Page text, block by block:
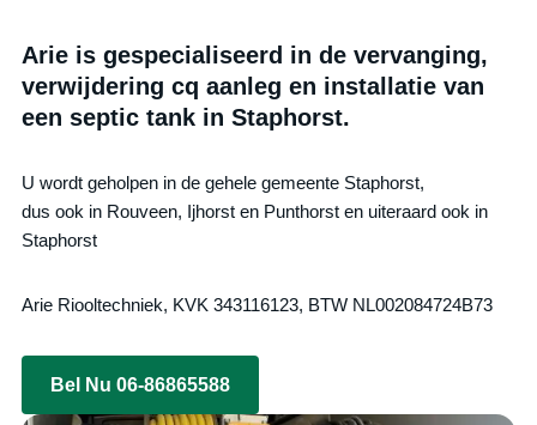
Arie is gespecialiseerd in de vervanging,
verwijdering cq aanleg en installatie van
een septic tank in Staphorst.
U wordt geholpen in de gehele gemeente Staphorst,
dus ook in Rouveen, Ijhorst en Punthorst en uiteraard ook in
Staphorst
Arie Riooltechniek, KVK 343116123, BTW NL002084724B73
Bel Nu 06-86865588